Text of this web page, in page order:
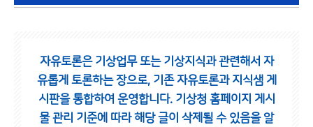
자유토론은 기상업무 또는 기상지식과 관련해서 자
유롭게 토론하는 장으로, 기존 자유토론과 지식샘 게
시판을 통합하여 운영합니다. 기상청 홈페이지 게시
물 관리 기준에 따라 해당 글이 삭제될 수 있음을 알